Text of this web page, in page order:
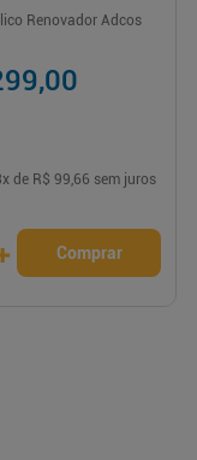
Renovador Adcos
x de R$ 99,66 sem juros
Comprar